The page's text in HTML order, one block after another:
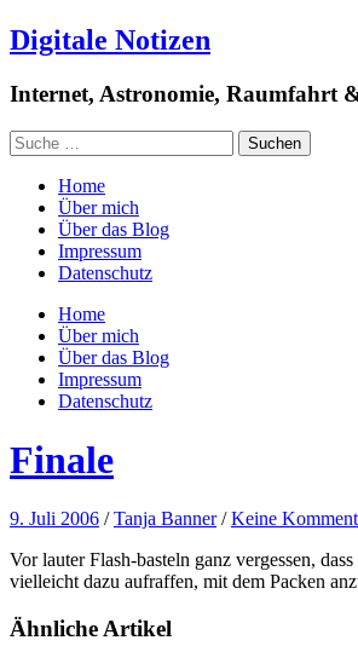
Digitale Notizen
Internet, Astronomie, Raumfahrt
Home
Über mich
Über das Blog
Impressum
Datenschutz
Home
Über mich
Über das Blog
Impressum
Datenschutz
Finale
9. Juli 2006 /Tanja Banner /Keine
Vor lauter Flash-basteln ganz vergessen,
vielleicht dazu aufraffen, mit dem Packen
Ähnliche Artikel